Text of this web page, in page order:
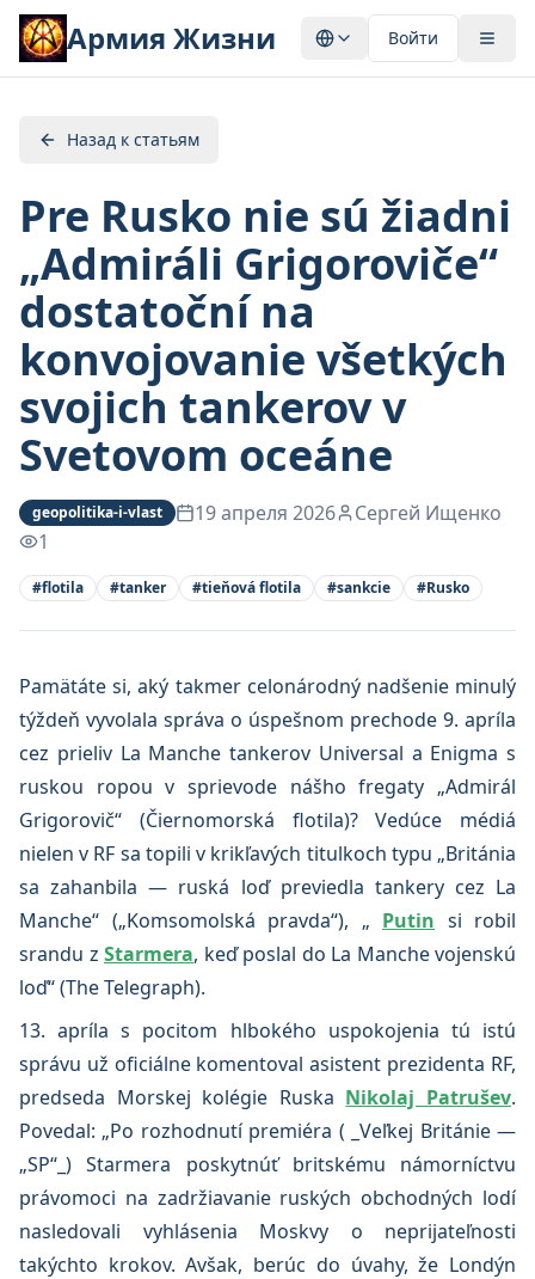
Армия Жизни Войти
Назад к статьям
Pre Rusko nie sú žiadni
„Admiráli Grigoroviče“
dostatoční na
konvojovanie všetkých
svojich tankerov v
Svetovom oceáne
geopolitika-i-vlast 19 апреля 2026
Сергей Ищенко
1
#flotila #tanker #tieňová flotila #sankcie #Rusko
Pamätáte si, aký takmer celonárodný nadšenie minulý
týždeň vyvolala správa o úspešnom prechode 9. apríla
cez prieliv La Manche tankerov Universal a Enigma s
ruskou ropou v sprievode nášho fregaty „Admirál
Grigorovič“ (Čiernomorská flotila)? Vedúce médiá
nielen v RF sa topili v krikľavých titulkoch typu „Británia
sa zahanbila — ruská loď previedla tankery cez La
Manche“ („Komsomolská pravda“), „ Putin si robil
srandu z Starmera, keď poslal do La Manche vojenskú
loď“ (The Telegraph).
13. apríla s pocitom hlbokého uspokojenia tú istú
správu už oficiálne komentoval asistent prezidenta RF,
predseda Morskej kolégie Ruska Nikolaj Patrušev.
Povedal: „Po rozhodnutí premiéra ( _Veľkej Británie —
„SP“_) Starmera poskytnúť britskému námorníctvu
právomoci na zadržiavanie ruských obchodných lodí
nasledovali vyhlásenia Moskvy o neprijateľnosti
takýchto krokov. Avšak, berúc do úvahy, že Londýn